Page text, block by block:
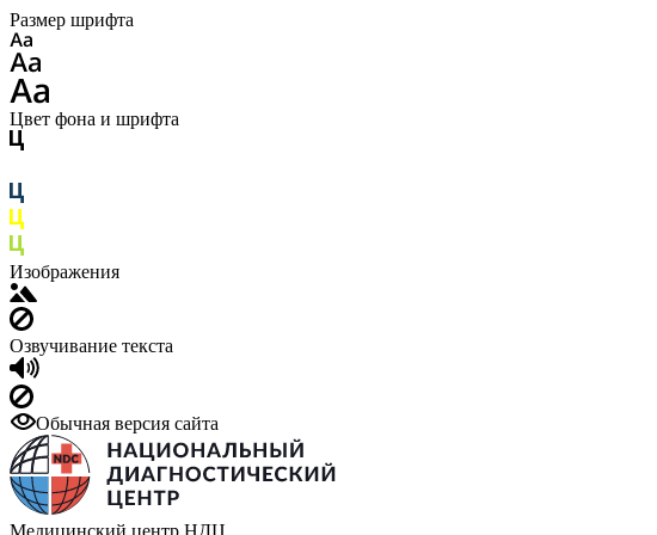
Размер шрифта
Цвет фона и шрифта
Изображения
Озвучивание текста
Обычная версия сайта
Медицинский центр НДЦ